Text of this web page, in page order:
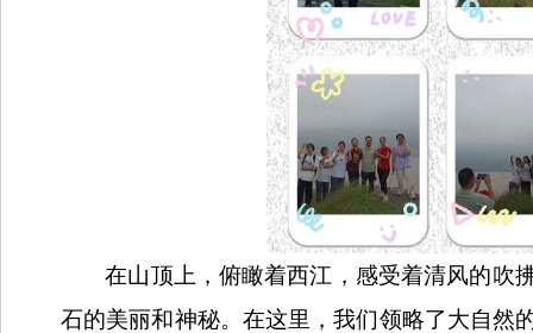
在山顶上，俯瞰着西江，感受着清风的吹
石的美丽和神秘。在这里，我们领略了大自然